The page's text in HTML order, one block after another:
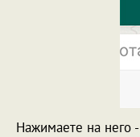
Нажимаете на него